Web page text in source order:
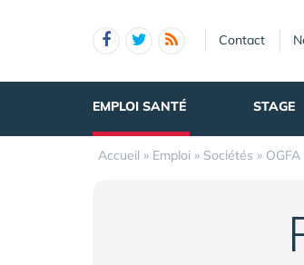
Contact
EMPLOI SANTÉ STAGE
Accueil » Emploi » Sociétés » OGFA